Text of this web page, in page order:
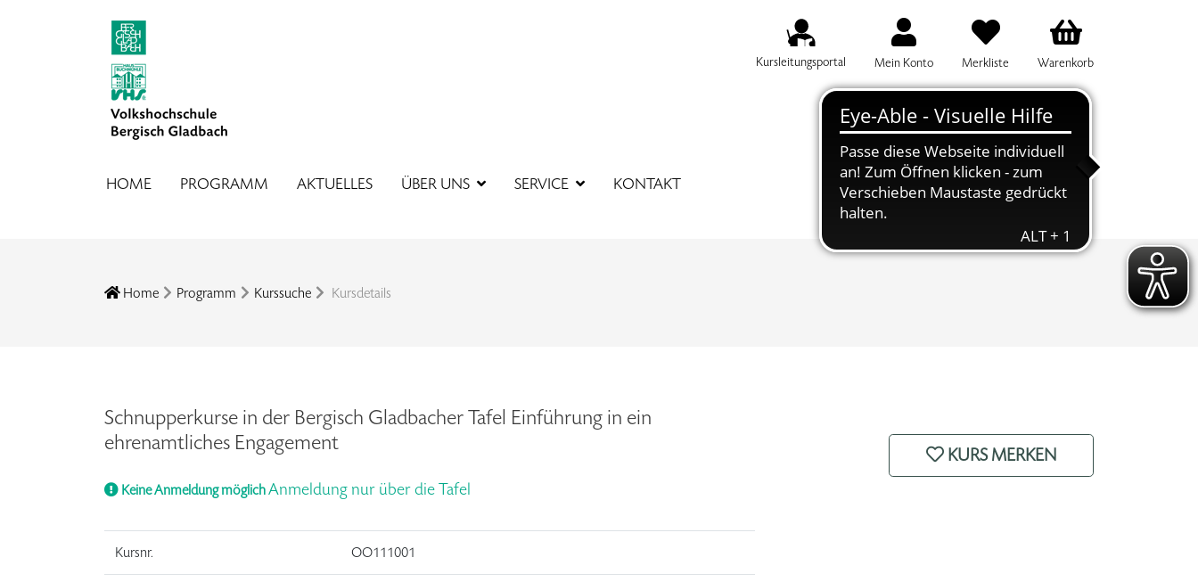
Kursleitungsportal Mein Konto Merkliste Warenkorb
HOME PROGRAMM AKTUELLES ÜBER UNS SERVICE KONTAKT
SUCHBEGRIFF FÜR DIE KURSSUCHE EINGEBEN
Home Programm Kurssuche Kursdetails
Schnupperkurse in der Bergisch Gladbacher Tafel Einführung in ein
ehrenamtliches Engagement
Keine Anmeldung möglichAnmeldung nur über die Tafel
Kursnr. OO111001
KURS MERKEN